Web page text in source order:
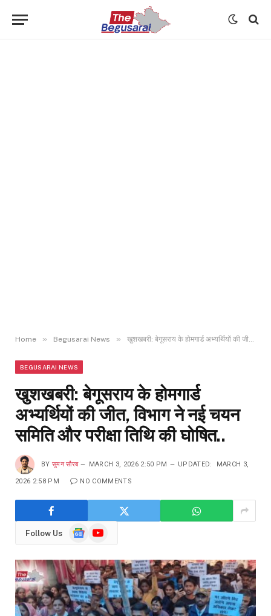
Home » Begusarai News » खुशखबरी: बेगूसराय के होमगार्ड अभ्यर्थियों की जीत, विभाग ने नई चयन समिति और परीक्षा तिथि की घोषित..
BEGUSARAI NEWS
खुशखबरी: बेगूसराय के होमगार्ड
अभ्यर्थियों की जीत, विभाग ने नई चयन
समिति और परीक्षा तिथि की घोषित..
BY सुमन सौरब MARCH 3, 2026 2:50 PM UPDATED: MARCH 3,
2026 2:58 PM NO COMMENTS
Follow Us
GoogleYouTube